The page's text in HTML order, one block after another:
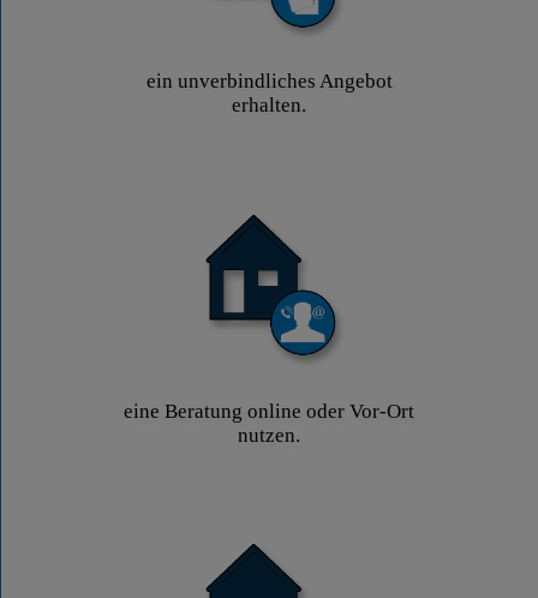
ein unverbindliches Angebot
erhalten.
eine Beratung online oder Vor-Ort
nutzen.